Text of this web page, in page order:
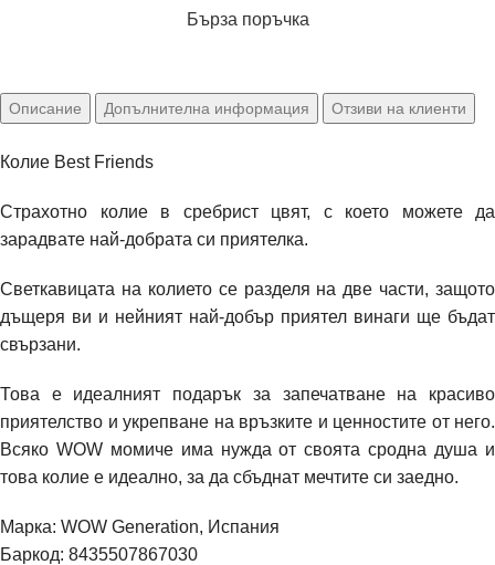
Бърза поръчка
Описание Допълнителна информация Отзиви на клиенти
Колие Best Friends
Страхотно колие в сребрист цвят, с което можете да
зарадвате най-добрата си приятелка.
Светкавицата на колието се разделя на две части, защото
дъщеря ви и нейният най-добър приятел винаги ще бъдат
свързани.
Това е идеалният подарък за запечатване на красиво
приятелство и укрепване на връзките и ценностите от него.
Всяко WOW момиче има нужда от своята сродна душа и
това колие е идеално, за да сбъднат мечтите си заедно.
Марка: WOW Generation, Испания
Баркод: 8435507867030